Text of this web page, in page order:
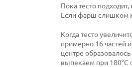
Пока тесто
Если фарш слишком
Когда тесто
примерно 16 частей
центре
выпекаем при 180°С